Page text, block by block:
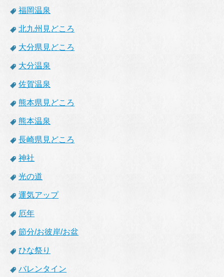
福岡温泉
北九州見どころ
大分県見どころ
大分温泉
佐賀温泉
熊本県見どころ
熊本温泉
長崎県見どころ
神社
光の道
運気アップ
厄年
節分/お彼岸/お盆
ひな祭り
バレンタイン